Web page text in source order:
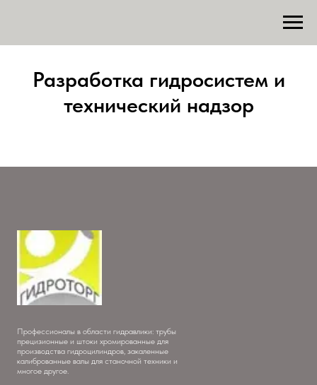
Разработка гидросистем и
технический надзор
Профессионалы в области гидравлики: трубы
прецизионные и штоки хромированные для
производства гидроцилиндров, закаленные
калиброванные валы для станочной техники и
многое другое.